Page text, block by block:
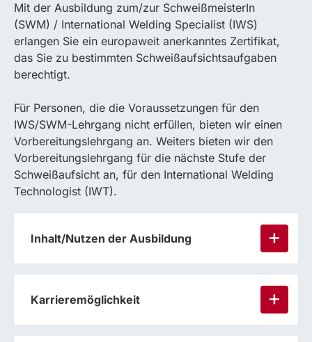
Mit der Ausbildung zum/zur SchweißmeisterIn
(SWM) / International Welding Specialist (IWS)
erlangen Sie ein europaweit anerkanntes Zertifikat,
das Sie zu bestimmten Schweißaufsichtsaufgaben
berechtigt.
Für Personen, die die Voraussetzungen für den
IWS/SWM-Lehrgang nicht erfüllen, bieten wir einen
Vorbereitungslehrgang an. Weiters bieten wir den
Vorbereitungslehrgang für die nächste Stufe der
Schweißaufsicht an, für den International Welding
Technologist (IWT).
Inhalt/Nutzen der Ausbildung
Karrieremöglichkeit